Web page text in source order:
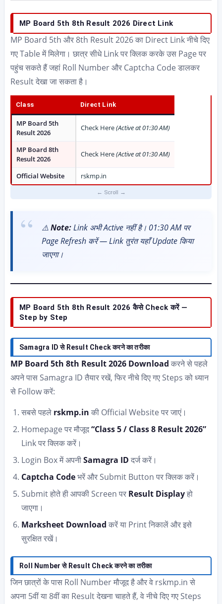
MP Board 5th 8th Result 2026 Direct Link
MP Board 5th और 8th Result 2026 का Direct Link नीचे दिए
गए Table में मिलेगा। छात्र सीधे Link पर क्लिक करके उस Page पर
पहुंच सकते हैं जहां Roll Number और Captcha Code डालकर
Result देखा जा सकता है।
Class Direct Link
MP Board 5th
Result 2026
Check Here(Active at 01:30 AM)
MP Board 8th
Result 2026
Check Here(Active at 01:30 AM)
Official Website rskmp.in
⚠️Note:Link अभी Active नहीं है। 01:30 AM पर
Page Refresh करें — Link तुरंत यहाँ Update किया
जाएगा।
MP Board 5th 8th Result 2026 कैसे Check करें —
Step by Step
Samagra ID से Result Check करने का तरीका
MP Board 5th 8th Result 2026 Download करने से पहले
अपने पास Samagra ID तैयार रखें, फिर नीचे दिए गए Steps को ध्यान
से Follow करें:
सबसे पहले rskmp.in की Official Website पर जाएं।
Homepage पर मौजूद“Class 5 / Class 8 Result 2026”
Link पर क्लिक करें।
Login Box में अपनीSamagra ID दर्ज करें।
Captcha Codeभरें और Submit Button पर क्लिक करें।
Submit होते ही आपकी Screen पर Result Displayहो
जाएगा।
Marksheet Download करें या Print निकालें और इसे
सुरक्षित रखें।
Roll Number से Result Check करने का तरीका
जिन छात्रों के पास Roll Number मौजूद है और वे rskmp.in से
अपना 5वीं या 8वीं का Result देखना चाहते हैं, वे नीचे दिए गए Steps